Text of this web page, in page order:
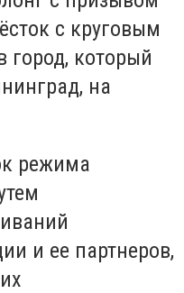
с круговым
город, который
на
режима
и ее партнеров,